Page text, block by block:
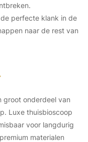
perfecte klank in de
naar de rest van
groot onderdeel van
Luxe thuisbioscoop
voor langdurig
materialen